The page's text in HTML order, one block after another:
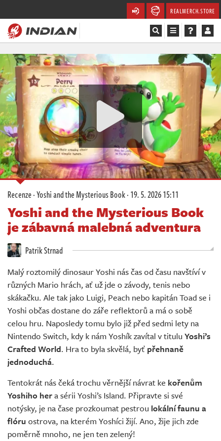
REALMERCH.STORE
Magazín
Recenze
Videa
Soutěže
Databáze
Komunita
Redakce
Živě
Recenze·Yoshi and the Mysterious Book·19. 5. 2026 15:11
Yoshi and the Mysterious Book
je zábavná malebná adventura
Patrik Strnad
Malý roztomilý dinosaur Yoshi nás čas od času navštíví v
různých Mario hrách, ať už jde o závody, tenis nebo
skákačku. Ale tak jako Luigi, Peach nebo kapitán Toad se i
Yoshi občas dostane do záře reflektorů a má o sobě
celou hru. Naposledy tomu bylo již před sedmi lety na
Nintendo Switch, kdy k nám Yoshík zavítal v titulu Yoshi’s
Crafted World. Hra to byla skvělá, byť přehnaně
jednoduchá.
Tentokrát nás čeká trochu věrnější návrat ke kořenům
Yoshiho hera sérii Yoshi’s Island. Připravte si své
notýsky, je na čase prozkoumat pestrou lokální faunu a
flóru ostrova, na kterém Yoshíci žijí. Ano, žije jich zde
poměrně mnoho, ne jen ten zelený!